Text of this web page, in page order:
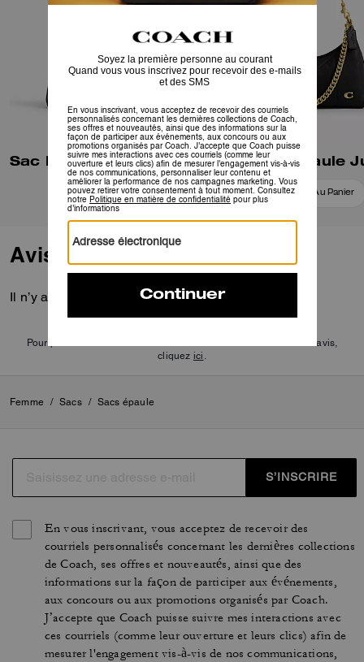
Sac Bandoulière Juliet 25
Ajouter Au Panier Ajouter Au Panier
Avis
Il n’y a pas encore d’avis.
Pour plus d’informations sur la manière dont nous vérifions nos avis,
cliquez ici
Femme / Sacs / Sacs épaule
S’INSCRIRE
En vous inscrivant, vous acceptez de recevoir des
courriels personnalisés concernant les dernières collections
de Coach, ses offres et nouveautés, ainsi que des
informations sur la façon de participer aux événements,
aux concours ou aux promotions organisés par Coach.
J’accepte que Coach puisse suivre mes interactions avec
ces courriels (comme leur ouverture et leurs clics) afin de
mesurer l'engagement vis-à-vis de nos communications,